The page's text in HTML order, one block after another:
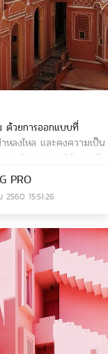
ด้วยการออกแบบที่
ลงไหล และคงความเป็น
และวัฒนะธรรมได้อย่างดี
PRO
15:51:26
Save